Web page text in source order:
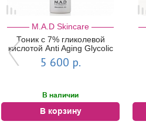
M.A.D Skincare
Тоник с 7% гликолевой
кислотой Anti Aging Glycolic
Toner | M.A.D Skincare
5 600 р.
В наличии
В корзину